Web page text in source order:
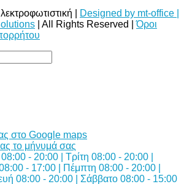
|
Designed by mt-office |
| All Rights Reserved |Όροι
στο Google maps
το μήνυμά σας
- 20:00 | Τρίτη 08:00 - 20:00 |
- 17:00 | Πέμπτη 08:00 - 20:00 |
08:00 - 20:00 | Σάββατο 08:00 - 15:00